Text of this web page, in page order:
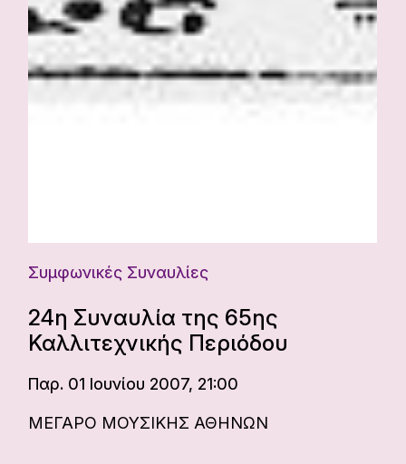
Συμφωνικές Συναυλίες
24η Συναυλία της 65ης
Καλλιτεχνικής Περιόδου
Παρ. 01 Ιουνίου 2007, 21:00
ΜΕΓΑΡΟ ΜΟΥΣΙΚΗΣ ΑΘΗΝΩΝ